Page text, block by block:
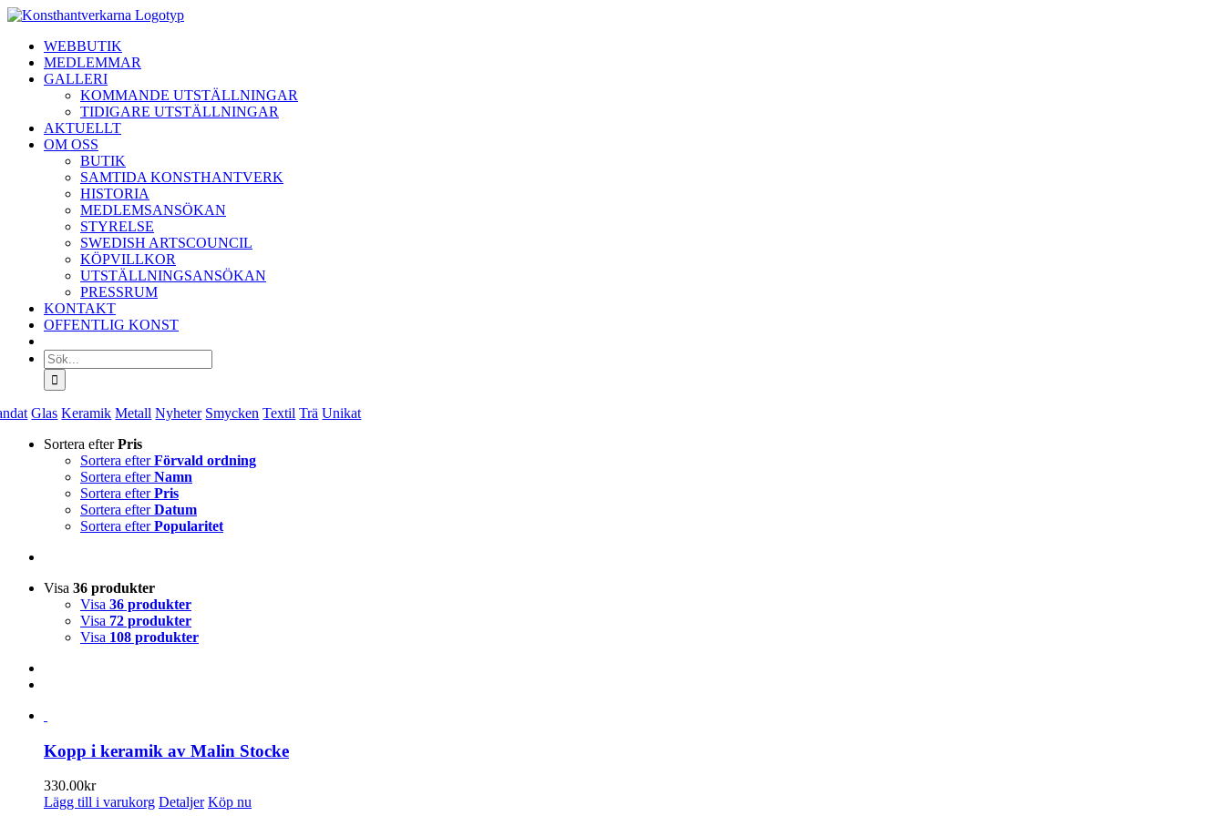
Fortsätt
innehålletWEBBUTIK
MEDLEMMAR
GALLERI
KOMMANDE UTSTÄLLNINGAR
TIDIGARE UTSTÄLLNINGAR
AKTUELLT
OM OSS
BUTIK
SAMTIDA KONSTHANTVERK
HISTORIA
MEDLEMSANSÖKAN
STYRELSE
SWEDISH ARTSCOUNCIL
KÖPVILLKOR
UTSTÄLLNINGSANSÖKAN
PRESSRUM
KONTAKT
OFFENTLIG KONST
Sök
efter:
Glas Keramik Metall Nyheter Smycken Textil Trä Unikat
Sortera efterPris
Sortera efterFörvald ordning
Sortera efterNamn
Sortera efterPris
Sortera efterDatum
Sortera efterPopularitet
Visa 36 produkter
Visa 36 produkter
Visa 72 produkter
Visa 108 produkter
Kopp i keramik av Malin Stocke
330.00kr
Lägg till i varukorg Detaljer Köp nu